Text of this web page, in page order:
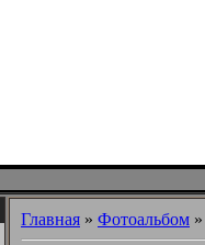
Главная » Фотоальбом